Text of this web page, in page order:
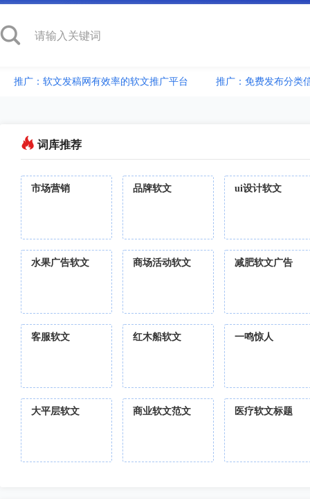
推广：软文发稿网有效率的软文推广平台 推广：免费发布分类
词库推荐
市场营销 品牌软文 ui设计软文
水果广告软文 商场活动软文 减肥软文广告
客服软文 红木船软文 一鸣惊人
大平层软文 商业软文范文 医疗软文标题